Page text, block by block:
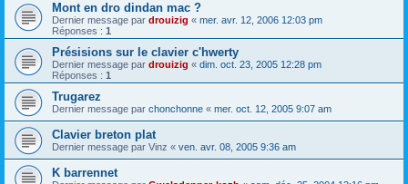
Mont en dro dindan mac ?
Dernier message par drouizig « mer. avr. 12, 2006 12:03 pm
Réponses : 1
Présisions sur le clavier c'hwerty
Dernier message par drouizig « dim. oct. 23, 2005 12:28 pm
Réponses : 1
Trugarez
Dernier message par chonchonne « mer. oct. 12, 2005 9:07 am
Clavier breton plat
Dernier message par Vinz « ven. avr. 08, 2005 9:36 am
K barrennet